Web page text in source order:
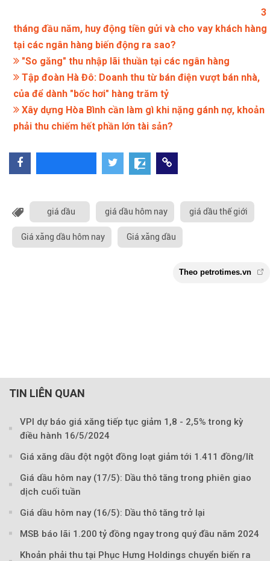
3
tháng đầu năm, huy động tiền gửi và cho vay khách hàng
tại các ngân hàng biến động ra sao?
"So găng" thu nhập lãi thuần tại các ngân hàng
Tập đoàn Hà Đô: Doanh thu từ bán điện vượt bán nhà,
của để dành "bốc hơi" hàng trăm tỷ
Xây dựng Hòa Bình cần làm gì khi nặng gánh nợ, khoản
phải thu chiếm hết phần lớn tài sản?
giá dầu giá dầu hôm nay giá dầu thế giới
Giá xăng dầu hôm nay Giá xăng dầu
TIN LIÊN QUAN
VPI dự báo giá xăng tiếp tục giảm 1,8 - 2,5% trong kỳ
điều hành 16/5/2024
Giá xăng dầu đột ngột đồng loạt giảm tới 1.411 đồng/lít
Giá dầu hôm nay (17/5): Dầu thô tăng trong phiên giao
dịch cuối tuần
Giá dầu hôm nay (16/5): Dầu thô tăng trở lại
MSB báo lãi 1.200 tỷ đồng ngay trong quý đầu năm 2024
Khoản phải thu tại Phục Hưng Holdings chuyển biến ra